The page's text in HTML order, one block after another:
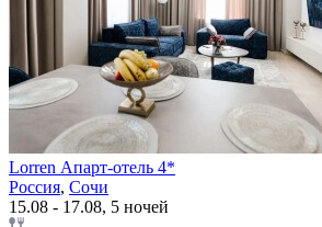
Lorren Апарт-отель 4*
Россия, Сочи
15.08 - 17.08, 5 ночей